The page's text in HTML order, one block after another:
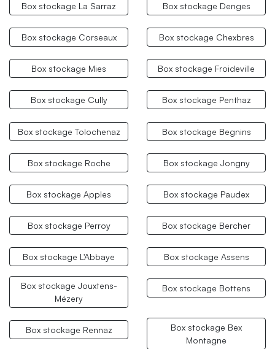
Box stockage La Sarraz Box stockage Denges
Box stockage Corseaux Box stockage Chexbres
Box stockage Mies Box stockage Froideville
Box stockage Cully Box stockage Penthaz
Box stockage Tolochenaz Box stockage Begnins
Box stockage Roche Box stockage Jongny
Box stockage Apples Box stockage Paudex
Box stockage Perroy Box stockage Bercher
Box stockage L'Abbaye Box stockage Assens
Box stockage Jouxtens-
Mézery
Box stockage Bottens
Box stockage Rennaz
Box stockage Bex
Montagne